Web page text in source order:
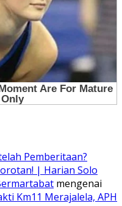
Pemberitaan?
| Harian Solo
mengenai
Km11 Merajalela, APH